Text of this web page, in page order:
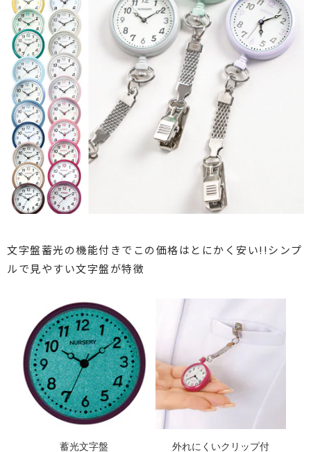
文字盤蓄光の機能付きでこの価格はとにかく安い!!シンプ
ルで見やすい文字盤が特徴
蓄光文字盤 外れにくいクリップ付